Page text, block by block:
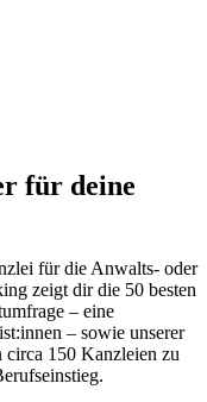
für deine
für die Anwalts- oder
zeigt dir die 50 besten
– eine
– sowie unserer
150 Kanzleien zu